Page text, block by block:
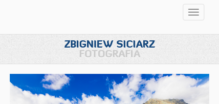
ZBIGNIEW SICIARZ
FOTOGRAFIA